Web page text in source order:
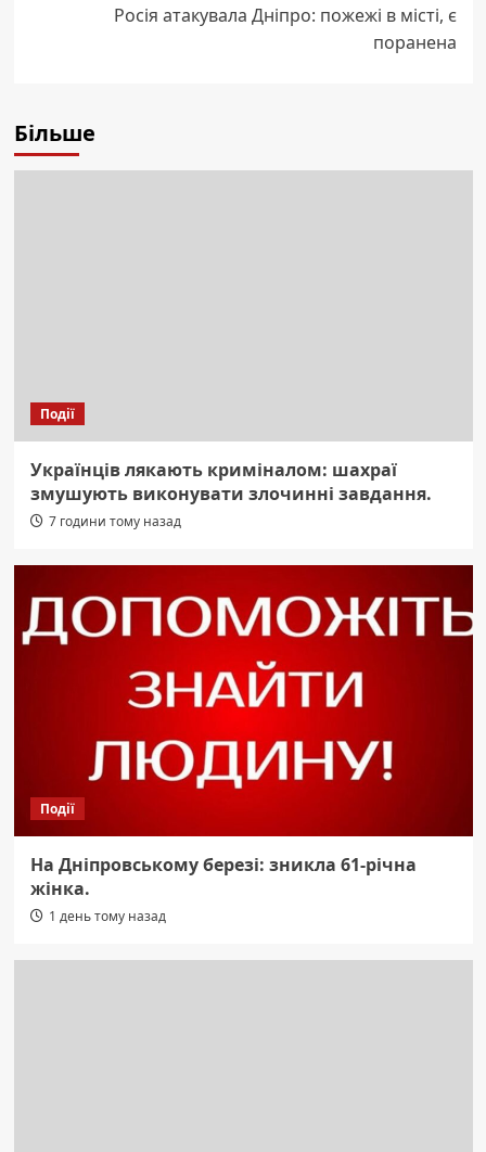
Росія атакувала Дніпро: пожежі в місті, є
поранена
Більше
Події
Українців лякають криміналом: шахраї
змушують виконувати злочинні завдання.
7 години тому назад
Події
На Дніпровському березі: зникла 61-річна
жінка.
1 день тому назад